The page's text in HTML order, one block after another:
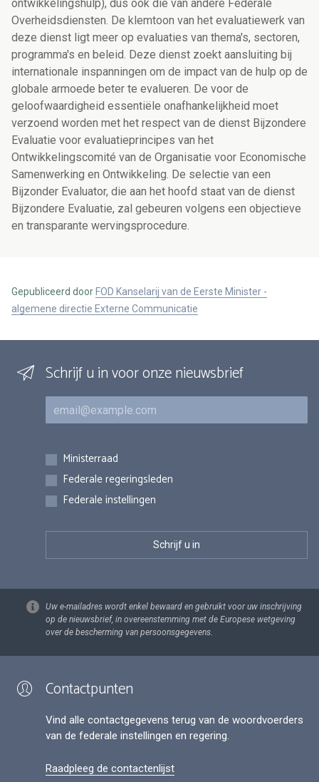
ontwikkelingshulp), dus ook die van andere Federale
Overheidsdiensten. De klemtoon van het evaluatiewerk van
deze dienst ligt meer op evaluaties van thema's, sectoren,
programma's en beleid. Deze dienst zoekt aansluiting bij
internationale inspanningen om de impact van de hulp op de
globale armoede beter te evalueren. De voor de
geloofwaardigheid essentiële onafhankelijkheid moet
verzoend worden met het respect van de dienst Bijzondere
Evaluatie voor evaluatieprincipes van het
Ontwikkelingscomité van de Organisatie voor Economische
Samenwerking en Ontwikkeling. De selectie van een
Bijzonder Evaluator, die aan het hoofd staat van de dienst
Bijzondere Evaluatie, zal gebeuren volgens een objectieve
en transparante wervingsprocedure.
Gepubliceerd door FOD Kanselarij van de Eerste Minister -
algemene directie Externe Communicatie
Schrijf u in voor onze nieuwsbrief
E-mail
Inschrijvingen
Ministerraad
Federale regeringsleden
Federale instellingen
Uw e-mailadres wordt enkel bewaard en gebruikt voor uw inschrijving
op de nieuwsbrief, in overeenstemming met de Europese wetgeving
over de bescherming van persoonsgegevens.
Contactpunten
Vind alle contactgegevens terug van de woordvoerders
van de federale instellingen en regering.
Raadpleeg de contactenlijst